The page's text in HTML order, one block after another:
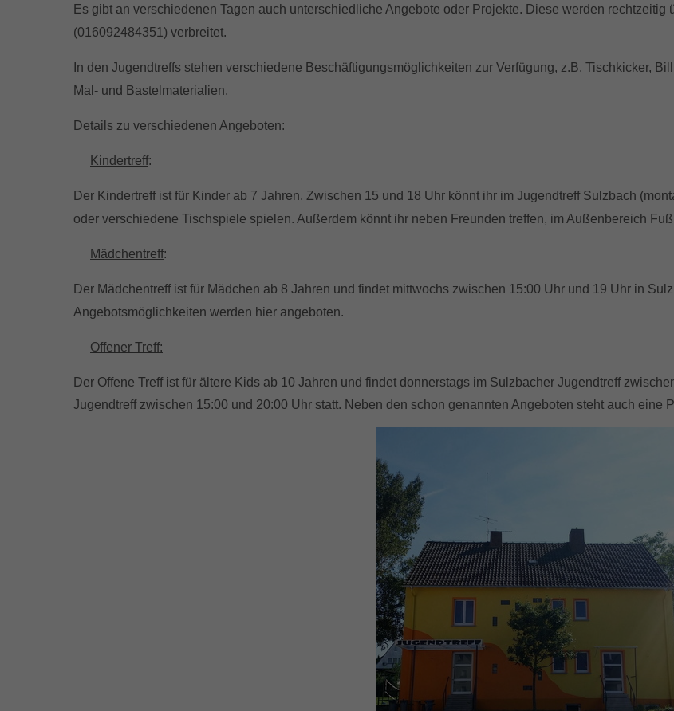
Es gibt an verschiedenen Tagen auch unterschiedliche Angebote oder Projekte. Diese werden rechtzeitig
(016092484351) verbreitet.
In den Jugendtreffs stehen verschiedene Beschäftigungsmöglichkeiten zur Verfügung, z.B. Tischkicker,
Mal- und Bastelmaterialien.
Details zu verschiedenen Angeboten:
Kindertreff:
Der Kindertreff ist für Kinder ab 7 Jahren. Zwischen 15 und 18 Uhr könnt ihr im Jugendtreff Sulzbach
oder verschiedene Tischspiele spielen. Außerdem könnt ihr neben Freunden treffen, im Außenbereich
Mädchentreff:
Der Mädchentreff ist für Mädchen ab 8 Jahren und findet mittwochs zwischen 15:00 Uhr und 19 Uhr in
Angebotsmöglichkeiten werden hier angeboten.
Offener Treff:
Der Offene Treff ist für ältere Kids ab 10 Jahren und findet donnerstags im Sulzbacher Jugendtreff
Jugendtreff zwischen 15:00 und 20:00 Uhr statt. Neben den schon genannten Angeboten steht auch eine